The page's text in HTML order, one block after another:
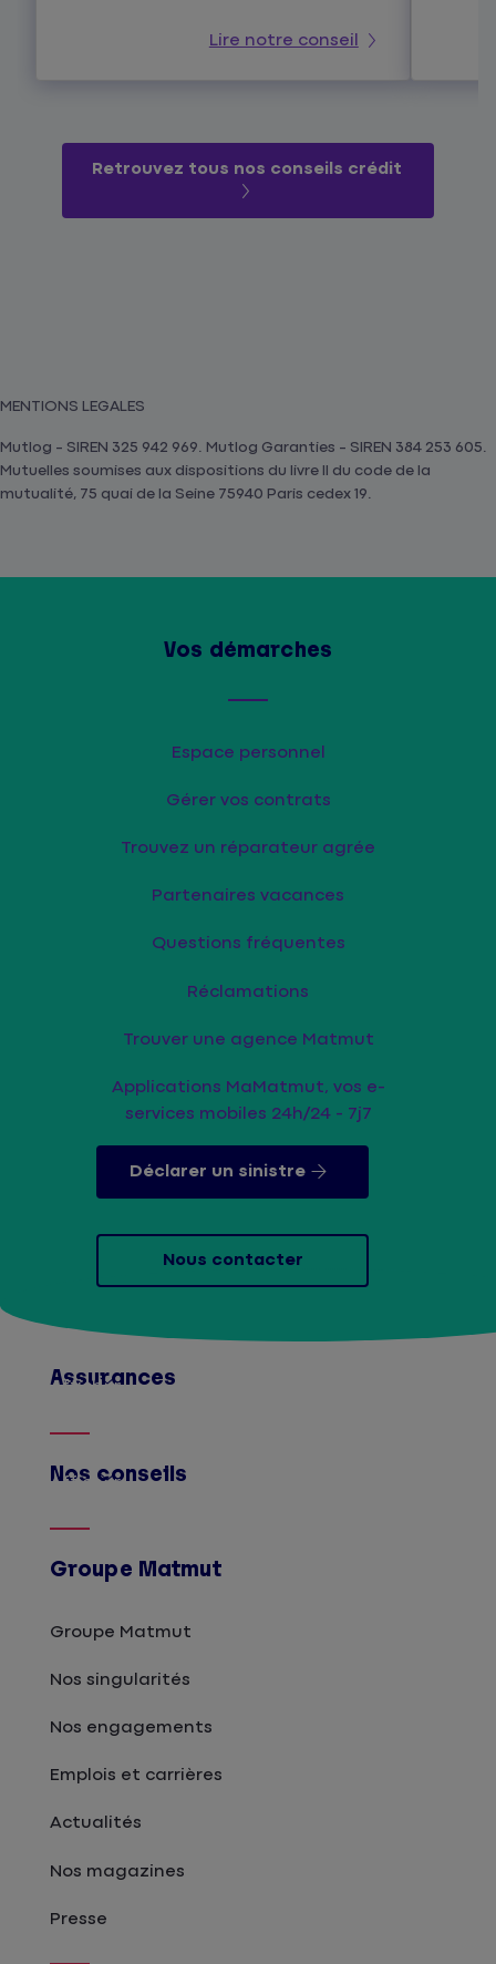
Lire notre conseil
Retrouvez tous nos conseils crédit
MENTIONS LEGALES
Mutlog - SIREN 325 942 969. Mutlog Garanties - SIREN 384 253 605.
Mutuelles soumises aux dispositions du livre II du code de la
mutualité, 75 quai de la Seine 75940 Paris cedex 19.
Vos démarches
Espace personnel
Gérer vos contrats
Trouvez un réparateur agrée
Partenaires vacances
Questions fréquentes
Réclamations
Trouver une agence Matmut
Applications MaMatmut, vos e-
services mobiles 24h/24 - 7j7
Déclarer un sinistre
Nous contacter
Assurances
Afficher
Nos conseils
Afficher
Groupe Matmut
Groupe Matmut
Nos singularités
Nos engagements
Emplois et carrières
Actualités
Nos magazines
Presse